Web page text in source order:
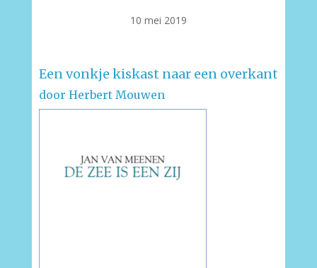
10 mei 2019
Een vonkje kiskast naar een overkant
door Herbert Mouwen